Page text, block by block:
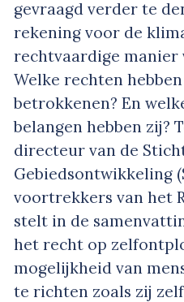
gevraagd verder te
rekening voor de
rechtvaardige manier
Welke rechten
betrokkenen? En
belangen hebben zij?
directeur van de
Gebiedsontwikkeling
voortrekkers van het
stelt in de
het recht op
mogelijkheid van
te richten zoals zij